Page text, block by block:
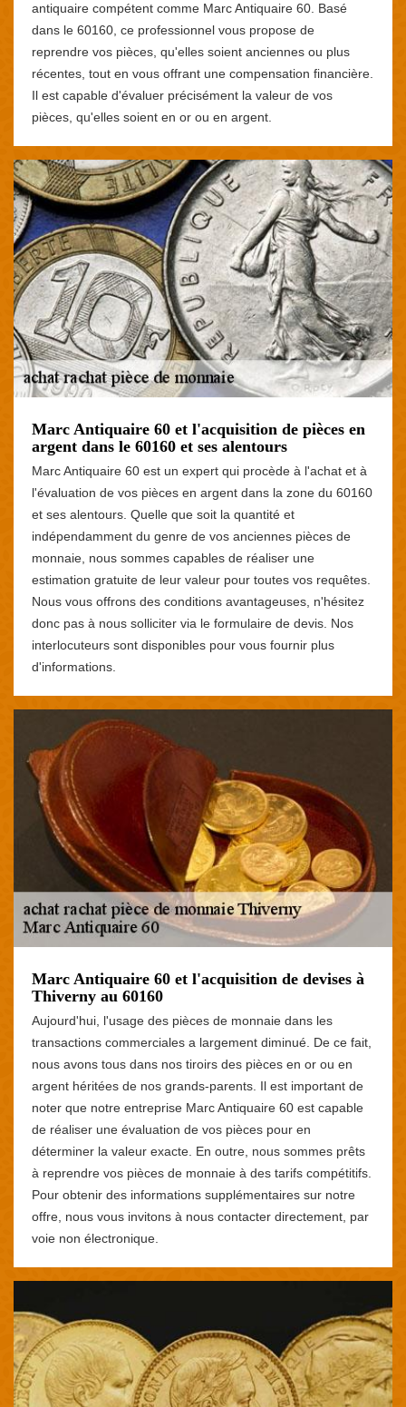
antiquaire compétent comme Marc Antiquaire 60. Basé
dans le 60160, ce professionnel vous propose de
reprendre vos pièces, qu'elles soient anciennes ou plus
récentes, tout en vous offrant une compensation financière.
Il est capable d'évaluer précisément la valeur de vos
pièces, qu'elles soient en or ou en argent.
Marc Antiquaire 60 et l'acquisition de pièces en
argent dans le 60160 et ses alentours
Marc Antiquaire 60 est un expert qui procède à l'achat et à
l'évaluation de vos pièces en argent dans la zone du 60160
et ses alentours. Quelle que soit la quantité et
indépendamment du genre de vos anciennes pièces de
monnaie, nous sommes capables de réaliser une
estimation gratuite de leur valeur pour toutes vos requêtes.
Nous vous offrons des conditions avantageuses, n'hésitez
donc pas à nous solliciter via le formulaire de devis. Nos
interlocuteurs sont disponibles pour vous fournir plus
d'informations.
Marc Antiquaire 60 et l'acquisition de devises à
Thiverny au 60160
Aujourd'hui, l'usage des pièces de monnaie dans les
transactions commerciales a largement diminué. De ce fait,
nous avons tous dans nos tiroirs des pièces en or ou en
argent héritées de nos grands-parents. Il est important de
noter que notre entreprise Marc Antiquaire 60 est capable
de réaliser une évaluation de vos pièces pour en
déterminer la valeur exacte. En outre, nous sommes prêts
à reprendre vos pièces de monnaie à des tarifs compétitifs.
Pour obtenir des informations supplémentaires sur notre
offre, nous vous invitons à nous contacter directement, par
voie non électronique.